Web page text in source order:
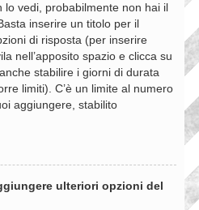
lo vedi, probabilmente non hai il
inserire un titolo per il
di risposta (per inserire
nell’apposito spazio e clicca su
stabilire i giorni di durata
limiti). C’è un limite al numero
aggiungere, stabilito
ulteriori opzioni del